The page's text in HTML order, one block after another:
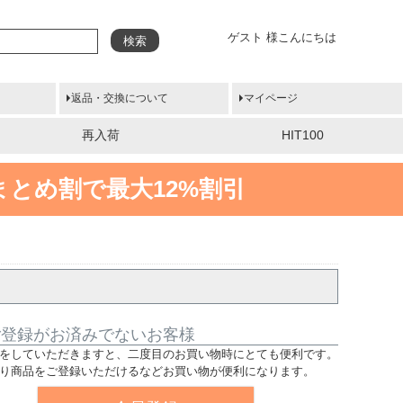
ゲスト 様こんにちは
検索
返品・交換について マイページ
再入荷 HIT100
め割で最大12%割引
録がお済みでないお客様
していただきますと、二度目のお買い物時にとても便利です。
商品をご登録いただけるなどお買い物が便利になります。